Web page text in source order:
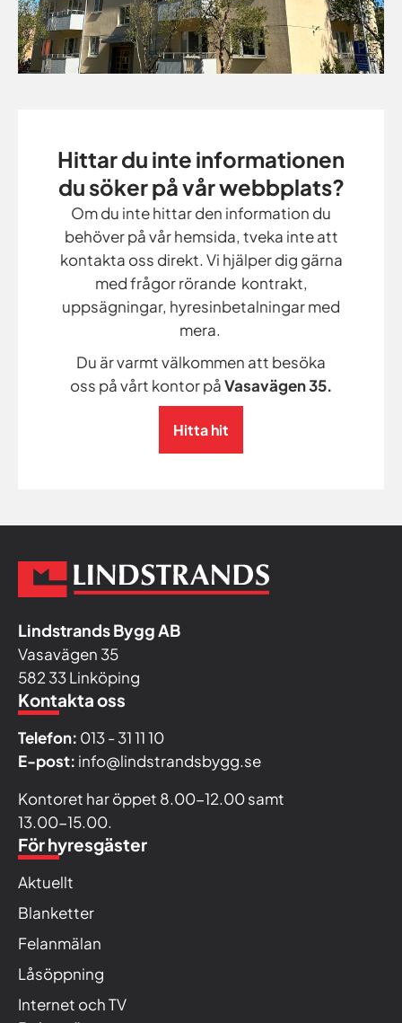
Hittar du inte informationen
du söker på vår webbplats?
Om du inte hittar den information du
behöver på vår hemsida, tveka inte att
kontakta oss direkt. Vi hjälper dig gärna
med frågor rörande kontrakt,
uppsägningar, hyresinbetalningar med
mera.
Du är varmt välkommen att besöka
oss på vårt kontor påVasavägen 35.
Hitta hit
Lindstrands Bygg AB
Vasavägen 35
582 33 Linköping
Kontakta oss
Telefon: 013 - 31 11 10
E-post: info@lindstrandsbygg.se
Kontoret har öppet 8.00-12.00 samt
13.00-15.00.
För hyresgäster
Aktuellt
Blanketter
Felanmälan
Låsöppning
Internet och TV